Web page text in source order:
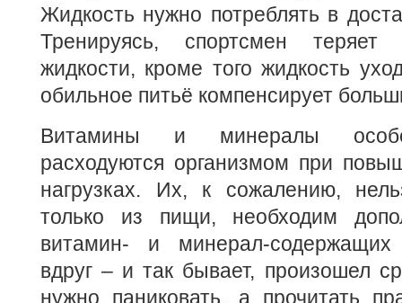
Жидкость нужно потреблять в
Тренируясь, спортсмен теряет
жидкости, кроме того жидкость
обильное питьё компенсирует
Витамины и минералы
расходуются организмом при
нагрузках. Их, к сожалению,
только из пищи, необходим
витамин- и минерал-содержащих
вдруг – и так бывает, произошел
нужно паниковать, а прочитать